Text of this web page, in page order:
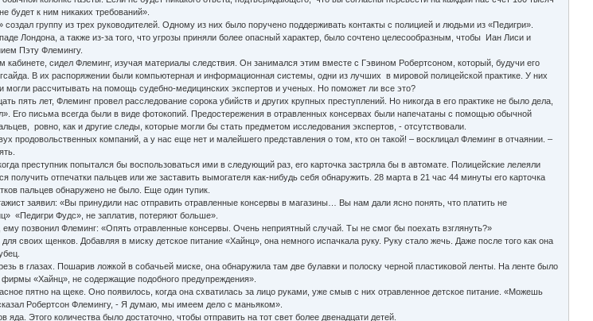
к ним никаких требований».
группу из трех руководителей. Одному из них было поручено поддерживать контакты с полицией и людьми из «Педигри».
Лондона, а также из-за того, что угрозы приняли более опасный характер, было сочтено целесообразным, чтобы Иан Лиси и
Пэту Флемингу.
сидел Флеминг, изучая материалы следствия. Он занимался этим вместе с Гэвином Робертсоном, который, будучи его
В их распоряжении были компьютерная и информационная системы, одни из лучших в мировой полицейской практике. У них
рассчитывать на помощь судебно-медицинских экспертов и ученых. Но поможет ли все это?
пять лет, Флеминг провел расследование сорока убийств и других крупных преступлений. Но никогда в его практике не было дела,
Его письма всегда были в виде фотокопий. Предостережения в отравленных консервах были напечатаны с помощью обычной
ровно, как и другие следы, которые могли бы стать предметом исследования экспертов, - отсутствовали.
продовольственных компаний, а у нас еще нет и малейшего представления о том, кто он такой! – восклицал Флеминг в отчаянии. –
преступник попытался бы воспользоваться ими в следующий раз, его карточка застряла бы в автомате. Полицейские лелеяли
отпечатки пальцев или же заставить вымогателя как-нибудь себя обнаружить. 28 марта в 21 час 44 минуты его карточка
пальцев обнаружено не было. Еще один тупик.
заявил: «Вы принудили нас отправить отравленные консервы в магазины… Вы нам дали ясно понять, что платить не
«Педигри Фудс», не заплатив, потеряют больше».
позвонил Флеминг: «Опять отравленные консервы. Очень неприятный случай. Ты не смог бы поехать взглянуть?»
своих щенков. Добавляя в миску детское питание «Хайнц», она немного испачкала руку. Руку стало жечь. Даже после того как она
в глазах. Пошарив ложкой в собачьей миске, она обнаружила там две булавки и полоску черной пластиковой ленты. На ленте было
«Хайнц», не содержащие подобного предупреждения».
пятно на щеке. Оно появилось, когда она схватилась за лицо руками, уже смыв с них отравленное детское питание. «Можешь
Робертсон Флемингу, - Я думаю, мы имеем дело с маньяком».
Этого количества было достаточно, чтобы отправить на тот свет более двенадцати детей.